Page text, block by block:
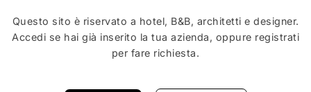
Questo sito è riservato a hotel, B&B, architetti e designer.
Accedi se hai già inserito la tua azienda, oppure registrati
per fare richiesta.